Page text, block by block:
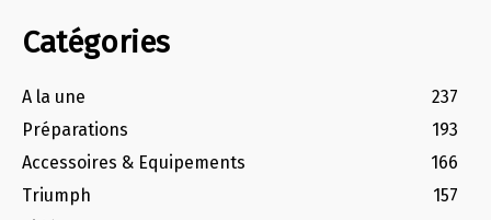
Catégories
A la une
237
Préparations
193
Accessoires & Equipements
166
Triumph
157